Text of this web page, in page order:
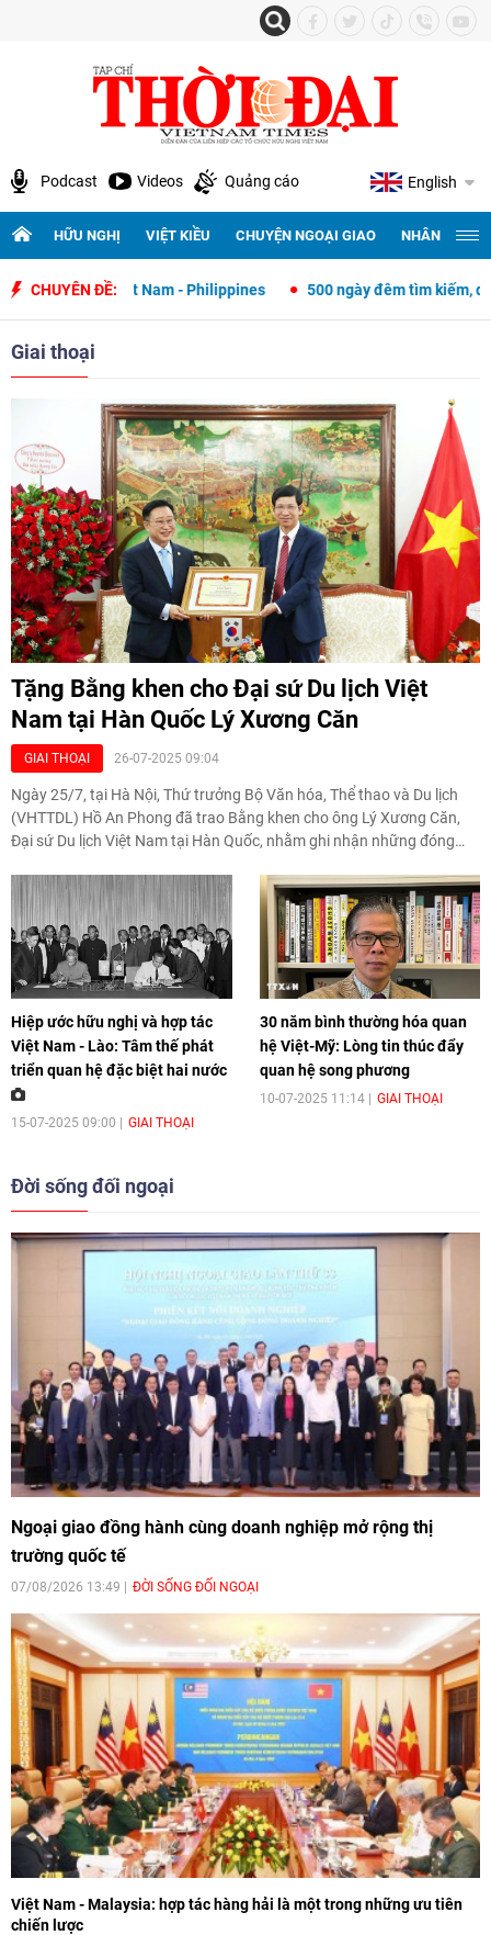
Podcast Videos Quảng cáo English
HỮU NGHỊ VIỆT KIỀU CHUYỆN NGOẠI GIAO NHÂN
CHUYÊN ĐỀ:
Việt Nam - Philippines 500 ngày đêm tìm kiếm, quy tập và xác
Giai thoại
Tặng Bằng khen cho Đại sứ Du lịch Việt
Nam tại Hàn Quốc Lý Xương Căn
26-07-2025 09:04
GIAI THOẠI
Ngày 25/7, tại Hà Nội, Thứ trưởng Bộ Văn hóa, Thể thao và Du lịch
(VHTTDL) Hồ An Phong đã trao Bằng khen cho ông Lý Xương Căn,
Đại sứ Du lịch Việt Nam tại Hàn Quốc, nhằm ghi nhận những đóng
hình ảnh Việt Nam đến với người dân Hàn Quốc.
Hiệp ước hữu nghị và hợp tác
Việt Nam - Lào: Tâm thế phát
triển quan hệ đặc biệt hai nước
15-07-2025 09:00 GIAI THOẠI
30 năm bình thường hóa quan
hệ Việt-Mỹ: Lòng tin thúc đẩy
quan hệ song phương
10-07-2025 11:14 GIAI THOẠI
Đời sống đối ngoại
Ngoại giao đồng hành cùng doanh nghiệp mở rộng thị
trường quốc tế
07/08/2026 13:49 ĐỜI SỐNG ĐỐI NGOẠI
Việt Nam - Malaysia: hợp tác hàng hải là một trong những ưu tiên
chiến lược